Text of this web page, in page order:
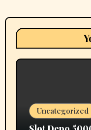
Uncategorized